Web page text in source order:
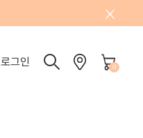
로그인 0